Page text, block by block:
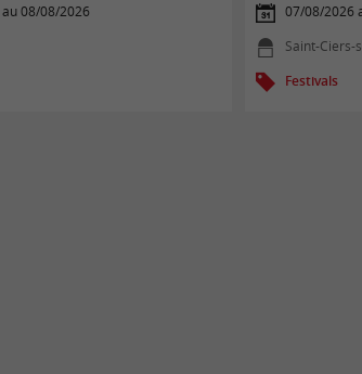
08/08/2026
07/08/2026
Saint-Ciers-
Festivals